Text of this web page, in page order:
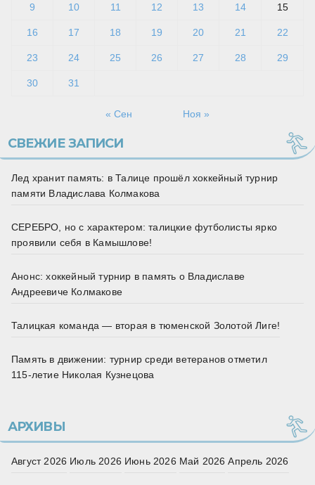
9 10 11 12 13 14 15
16 17 18 19 20 21 22
23 24 25 26 27 28 29
30 31
« Сен Ноя »
СВЕЖИЕ ЗАПИСИ
Лед хранит память: в Талице прошёл хоккейный турнир
памяти Владислава Колмакова
СЕРЕБРО, но с характером: талицкие футболисты ярко
проявили себя в Камышлове!
Анонс: хоккейный турнир в память о Владиславе
Андреевиче Колмакове
Талицкая команда — вторая в тюменской Золотой Лиге!
Память в движении: турнир среди ветеранов отметил
115‑летие Николая Кузнецова
АРХИВЫ
Август 2026 Июль 2026 Июнь 2026 Май 2026 Апрель 2026